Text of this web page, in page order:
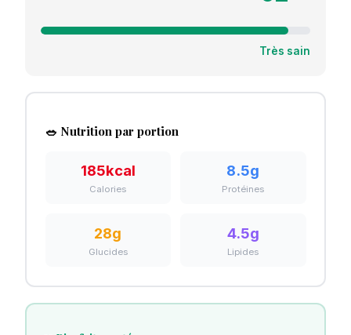
Très sain
🥗 Nutrition par portion
185kcal
Calories
8.5g
Protéines
28g
Glucides
4.5g
Lipides